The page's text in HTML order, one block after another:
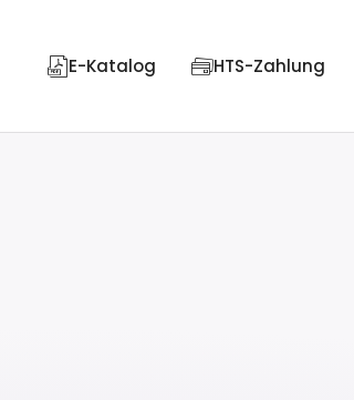
E-Katalog HTS-Zahlung